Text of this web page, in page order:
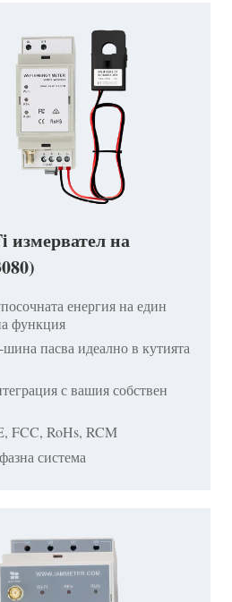
измервател на
енергия на един
функция
пасва идеално в кутията
с вашия собствен
FCC, RoHs, RCM
система